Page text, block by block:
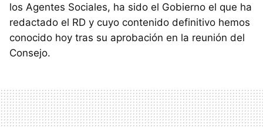
los Agentes Sociales, ha sido el Gobierno el que ha
redactado el RD y cuyo contenido definitivo hemos
conocido hoy tras su aprobación en la reunión del
Consejo.